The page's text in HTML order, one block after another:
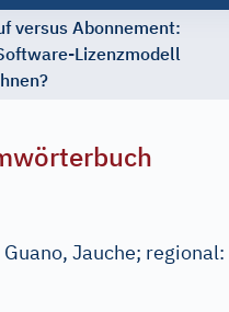
versus Abonnement:
Lizenzmodell
Jauche; regional: